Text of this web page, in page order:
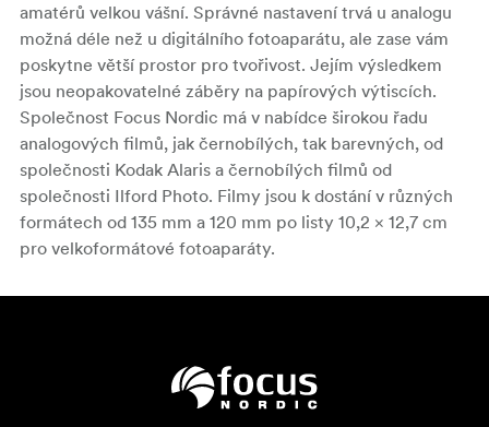
amatérů velkou vášní. Správné nastavení trvá u analogu
možná déle než u digitálního fotoaparátu, ale zase vám
poskytne větší prostor pro tvořivost. Jejím výsledkem
jsou neopakovatelné záběry na papírových výtiscích.
Společnost Focus Nordic má v nabídce širokou řadu
analogových filmů, jak černobílých, tak barevných, od
společnosti Kodak Alaris a černobílých filmů od
společnosti Ilford Photo. Filmy jsou k dostání v různých
formátech od 135 mm a 120 mm po listy 10,2 × 12,7 cm
pro velkoformátové fotoaparáty.